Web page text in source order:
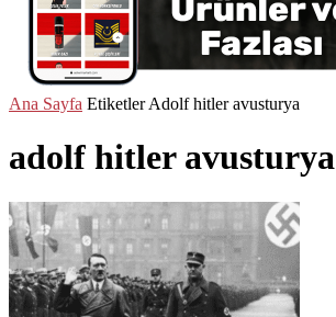
Ana Sayfa Etiketler Adolf hitler avusturya
adolf hitler avusturya